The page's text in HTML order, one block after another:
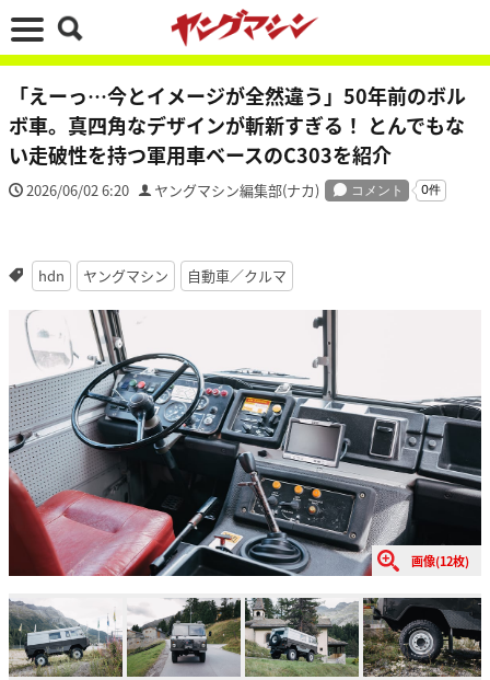
「えーっ…今とイメージが全然違う」50年前のボル
ボ車。真四角なデザインが斬新すぎる！ とんでもな
い走破性を持つ軍用車ベースのC303を紹介
2026/06/02 6:20 ヤングマシン編集部(ナカ)
hdn ヤングマシン 自動車／クルマ
画像(12枚)